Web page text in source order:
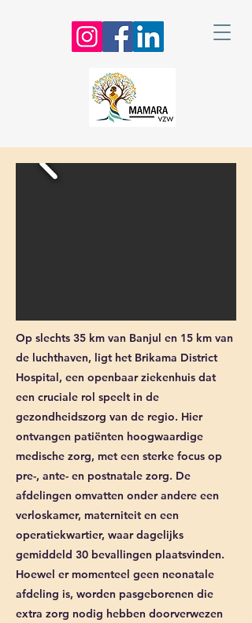
Op slechts 35 km van Banjul en 15 km van
de luchthaven, ligt het Brikama District
Hospital, een openbaar ziekenhuis dat
een cruciale rol speelt in de
gezondheidszorg van de regio. Hier
ontvangen patiënten hoogwaardige
medische zorg, met een sterke focus op
pre-, ante- en postnatale zorg. De
afdelingen omvatten onder andere een
verloskamer, materniteit en een
operatiekwartier, waar dagelijks
gemiddeld 30 bevallingen plaatsvinden.
Hoewel er momenteel geen neonatale
afdeling is, worden pasgeborenen die
extra zorg nodig hebben doorverwezen